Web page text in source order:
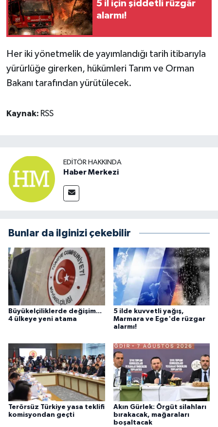
5 il için şiddetli rüzgâr
alarmı!
Her iki yönetmelik de yayımlandığı tarih itibarıyla
yürürlüğe girerken, hükümleri Tarım ve Orman
Bakanı tarafından yürütülecek.
Kaynak: RSS
EDITÖR HAKKINDA
Haber Merkezi
Bunlar da ilginizi çekebilir
Büyükelçiliklerde değişim...
4 ülkeye yeni atama
5 ilde kuvvetli yağış,
Marmara ve Ege'de rüzgar
alarmı!
Terörsüz Türkiye yasa teklifi
komisyondan geçti
Akın Gürlek: Örgüt silahları
bırakacak, mağaraları
boşaltacak